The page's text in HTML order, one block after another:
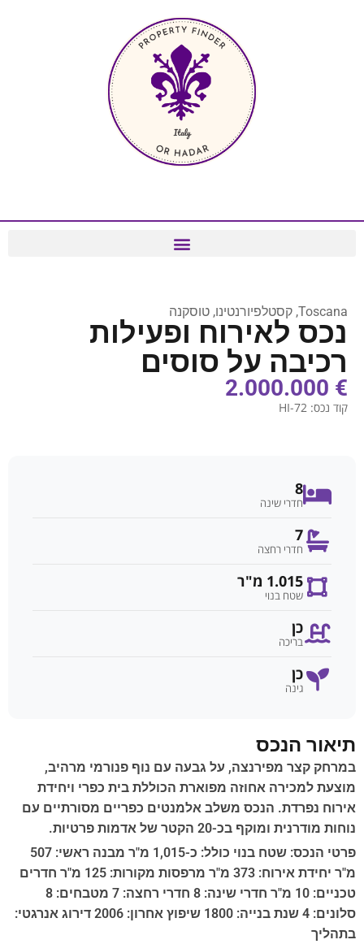
Toscana, קסטלפיורנטינו, טוסקנה
נכס לאירוח ופעילות
רכיבה על סוסים
€ 2.000.000
קוד נכס: HI-72
8
חדרי שינה
7
חדרי רחצה
1.015 מ"ר
שטח בנוי
כן
בריכה
כן
גינה
תיאור הנכס
במרחק קצר מפירנצה, על גבעה עם נוף פנורמי מרהיב,
מוצעת למכירה אחוזה מפוארת הכוללת בית כפרי ויחידת
אירוח נפרדת. הנכס משלב אלמנטים כפריים מסורתיים עם
נוחות מודרנית ומוקף בכ-20 הקטר של אדמות פרטיות.
פרטי הנכס: שטח בנוי כולל: כ-1,015 מ"ר מבנה ראשי: 507
מ"ר יחידת אירוח: 373 מ"ר מרפסות מקורות: 125 מ"ר חדרים
טכניים: 10 מ"ר חדרי שינה: 8 חדרי רחצה: 7 מטבחים: 8
סלונים: 4 שנת בנייה: 1800 שיפוץ אחרון: 2006 דירוג אנרגטי:
בתהליך